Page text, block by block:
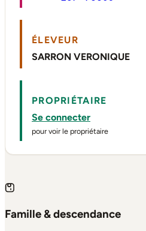
ÉLEVEUR
SARRON VERONIQUE
PROPRIÉTAIRE
Se connecter
pour voir le propriétaire
Famille & descendance